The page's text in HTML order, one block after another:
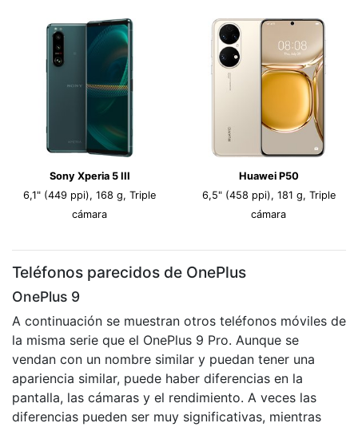
Sony Xperia 5 III
6,1" (449 ppi), 168 g, Triple
cámara
Huawei P50
6,5" (458 ppi), 181 g, Triple
cámara
Teléfonos parecidos de OnePlus
OnePlus 9
A continuación se muestran otros teléfonos móviles de
la misma serie que el OnePlus 9 Pro. Aunque se
vendan con un nombre similar y puedan tener una
apariencia similar, puede haber diferencias en la
pantalla, las cámaras y el rendimiento. A veces las
diferencias pueden ser muy significativas, mientras